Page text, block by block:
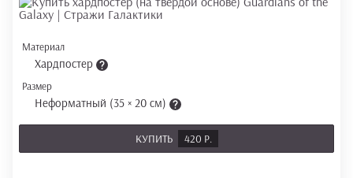
Материал
Хардпостер
Размер
Неформатный (35 × 20 см)
КУПИТЬ 420 Р.